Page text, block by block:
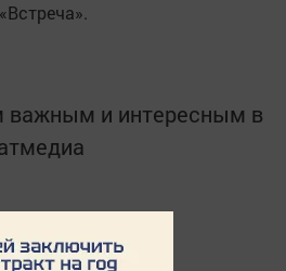
важным и интересным в
в
MАХ: